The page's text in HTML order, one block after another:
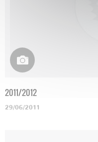
2011/2012
29/06/2011